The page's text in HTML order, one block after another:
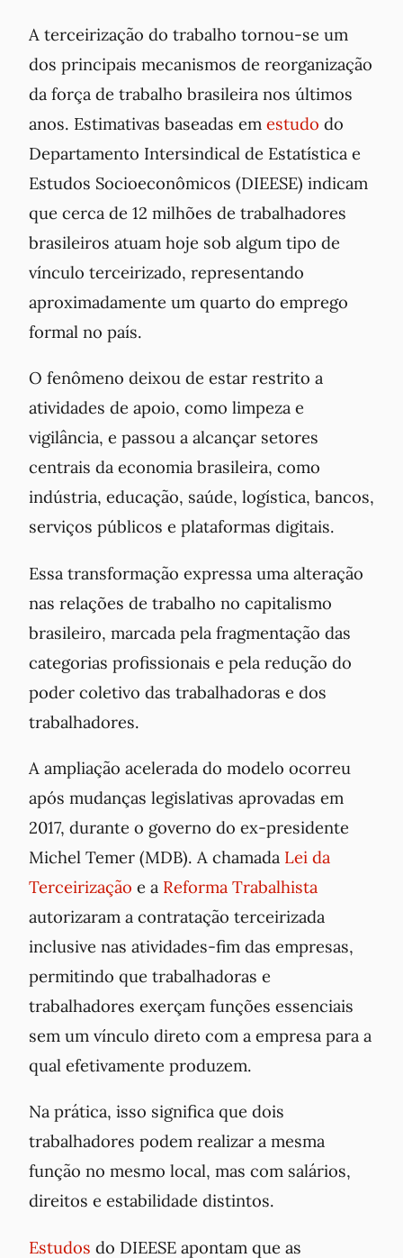
A terceirização do trabalho tornou-se um
dos principais mecanismos de reorganização
da força de trabalho brasileira nos últimos
anos. Estimativas baseadas em estudo do
Departamento Intersindical de Estatística e
Estudos Socioeconômicos (DIEESE) indicam
que cerca de 12 milhões de trabalhadores
brasileiros atuam hoje sob algum tipo de
vínculo terceirizado, representando
aproximadamente um quarto do emprego
formal no país.
O fenômeno deixou de estar restrito a
atividades de apoio, como limpeza e
vigilância, e passou a alcançar setores
centrais da economia brasileira, como
indústria, educação, saúde, logística, bancos,
serviços públicos e plataformas digitais.
Essa transformação expressa uma alteração
nas relações de trabalho no capitalismo
brasileiro, marcada pela fragmentação das
categorias profissionais e pela redução do
poder coletivo das trabalhadoras e dos
trabalhadores.
A ampliação acelerada do modelo ocorreu
após mudanças legislativas aprovadas em
2017, durante o governo do ex-presidente
Michel Temer (MDB). A chamada Lei da
Terceirização e a Reforma Trabalhista
autorizaram a contratação terceirizada
inclusive nas atividades-fim das empresas,
permitindo que trabalhadoras e
trabalhadores exerçam funções essenciais
sem um vínculo direto com a empresa para a
qual efetivamente produzem.
Na prática, isso significa que dois
trabalhadores podem realizar a mesma
função no mesmo local, mas com salários,
direitos e estabilidade distintos.
Estudos do DIEESE apontam que as